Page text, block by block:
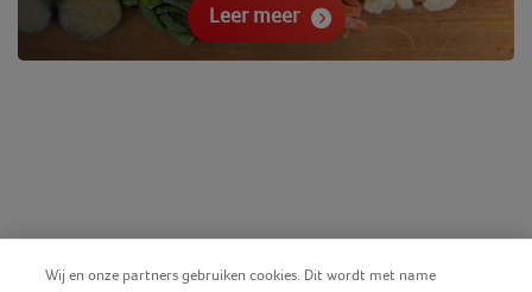
Leer meer
Wij en onze partners gebruiken cookies. Dit wordt met name